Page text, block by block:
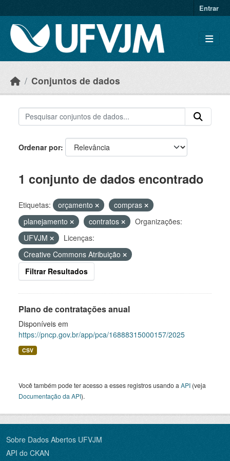
Entrar
Conjuntos de dados
Ordenar por
1 conjunto de dados encontrado
Etiquetas: orçamento
compras
planejamento
contratos
Organizações:
UFVJM
Licenças:
Creative Commons Atribuição
Filtrar Resultados
Plano de contratações anual
Disponíveis em
https://pncp.gov.br/app/pca/16888315000157/2025
CSV
Você também pode ter acesso a esses registros usando a API (veja
Documentação da API).
Sobre Dados Abertos UFVJM
API do CKAN